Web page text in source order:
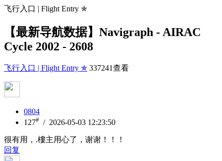
飞行入口 | Flight Entry ✯
【最新导航数据】Navigraph - AIRAC
Cycle 2002 - 2608
飞行入口 | Flight Entry ✯ 337241查看
0804
127# / 2026-05-03 12:23:50
很有用，.樓主用心了，谢谢！！！
回复